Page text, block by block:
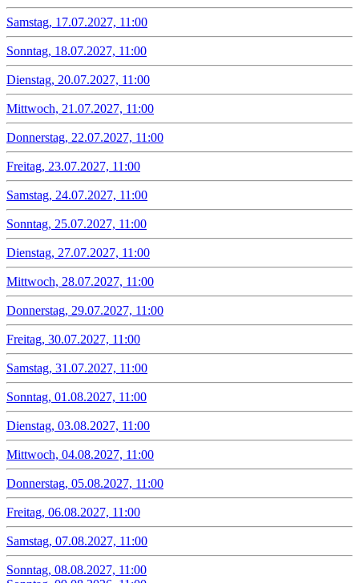
Samstag, 17.07.2027, 11:00
Sonntag, 18.07.2027, 11:00
Dienstag, 20.07.2027, 11:00
Mittwoch, 21.07.2027, 11:00
Donnerstag, 22.07.2027, 11:00
Freitag, 23.07.2027, 11:00
Samstag, 24.07.2027, 11:00
Sonntag, 25.07.2027, 11:00
Dienstag, 27.07.2027, 11:00
Mittwoch, 28.07.2027, 11:00
Donnerstag, 29.07.2027, 11:00
Freitag, 30.07.2027, 11:00
Samstag, 31.07.2027, 11:00
Sonntag, 01.08.2027, 11:00
Dienstag, 03.08.2027, 11:00
Mittwoch, 04.08.2027, 11:00
Donnerstag, 05.08.2027, 11:00
Freitag, 06.08.2027, 11:00
Samstag, 07.08.2027, 11:00
Sonntag, 08.08.2027, 11:00